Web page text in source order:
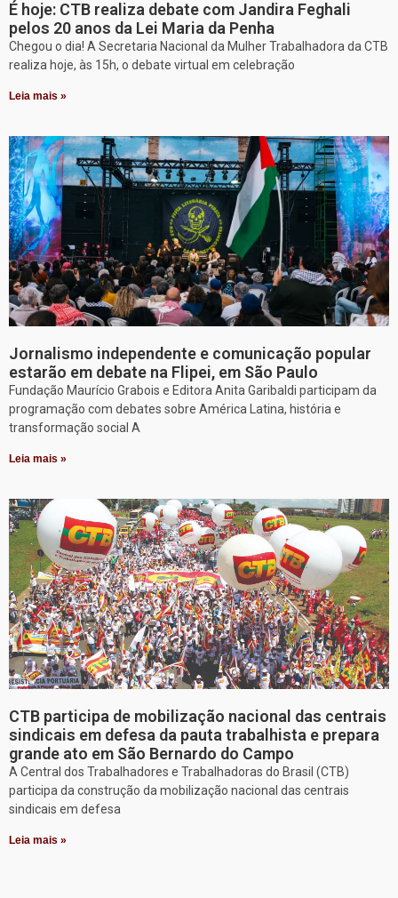
É hoje: CTB realiza debate com Jandira Feghali
pelos 20 anos da Lei Maria da Penha
Chegou o dia! A Secretaria Nacional da Mulher Trabalhadora da CTB
realiza hoje, às 15h, o debate virtual em celebração
Leia mais »
Jornalismo independente e comunicação popular
estarão em debate na Flipei, em São Paulo
Fundação Maurício Grabois e Editora Anita Garibaldi participam da
programação com debates sobre América Latina, história e
transformação social A
Leia mais »
CTB participa de mobilização nacional das centrais
sindicais em defesa da pauta trabalhista e prepara
grande ato em São Bernardo do Campo
A Central dos Trabalhadores e Trabalhadoras do Brasil (CTB)
participa da construção da mobilização nacional das centrais
sindicais em defesa
Leia mais »